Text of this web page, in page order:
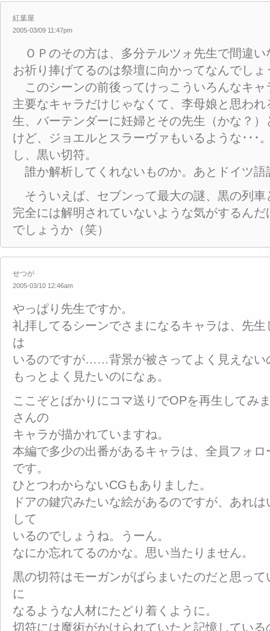
紅葉屋
2005-03/09 11:47pm
ＯＰのその方は、多分テルツォ先生で間違い
お祈り捧げてるのは祭壇に向かってなんでしょ
このシーンの前後ってけっこういろんなキャ
主要なキャラだけじゃなくて、李母娘と思わ
生、バーテンダーに妊婦とその先生（かな？
けど、ジョエルとスラーヴァもいるような･･･
し、黒い切符。
誰か解析してくれないものか。あとドイツ語
そういえば、セブンって最大の謎、黒の列車
完全には解明されていないような気がするん
でしょうか（笑）
せつが
2005-03/10 12:46am
やっぱり先生ですか。
礼拝してるシーンでさまになるキャラは、先
は
いるのですが……背景が被さってよく見えない
もっとよく見たいのになぁ。
ここぞとばかりにコマ送りでOPを再生してみ
さんの
キャラが描かれていますね。
本編で多少の出番があるキャラは、全員フォ
です。
ひとつわからないCGもありました。
ドアの鍵穴みたいな絵があるのですが、あれ
して
いるのでしょうね。うーん。
なにか忘れてるのかな。思い当たりません。
黒の切符はモーガンがばらまいたのだと思っ
に
なるような人材にたどり着くように。
切符には魔術がかけられていたと記憶してい